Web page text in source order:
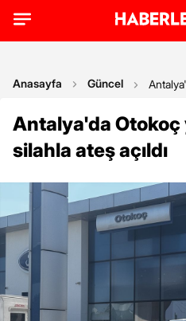
Anasayfa Güncel
Antalya'da
silahla ateş açıldı